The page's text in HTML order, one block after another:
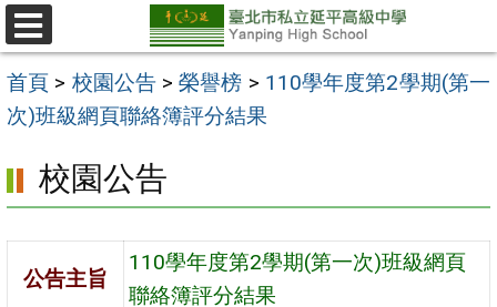
跳
至
主
要
區
選
單
首頁 > 校園公告>榮譽榜 > 110學年度第2學期(第一
次)班級網頁聯絡簿評分結果
校園公告
公告主旨
110學年度第2學期(第一次)班級網頁
聯絡簿評分結果